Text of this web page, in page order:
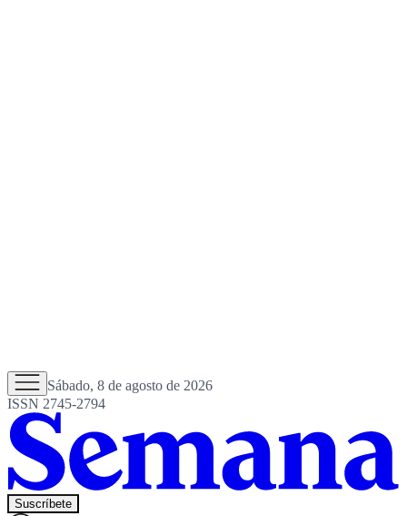
Sábado, 8 de agosto de 2026
ISSN 2745-2794
Suscríbete